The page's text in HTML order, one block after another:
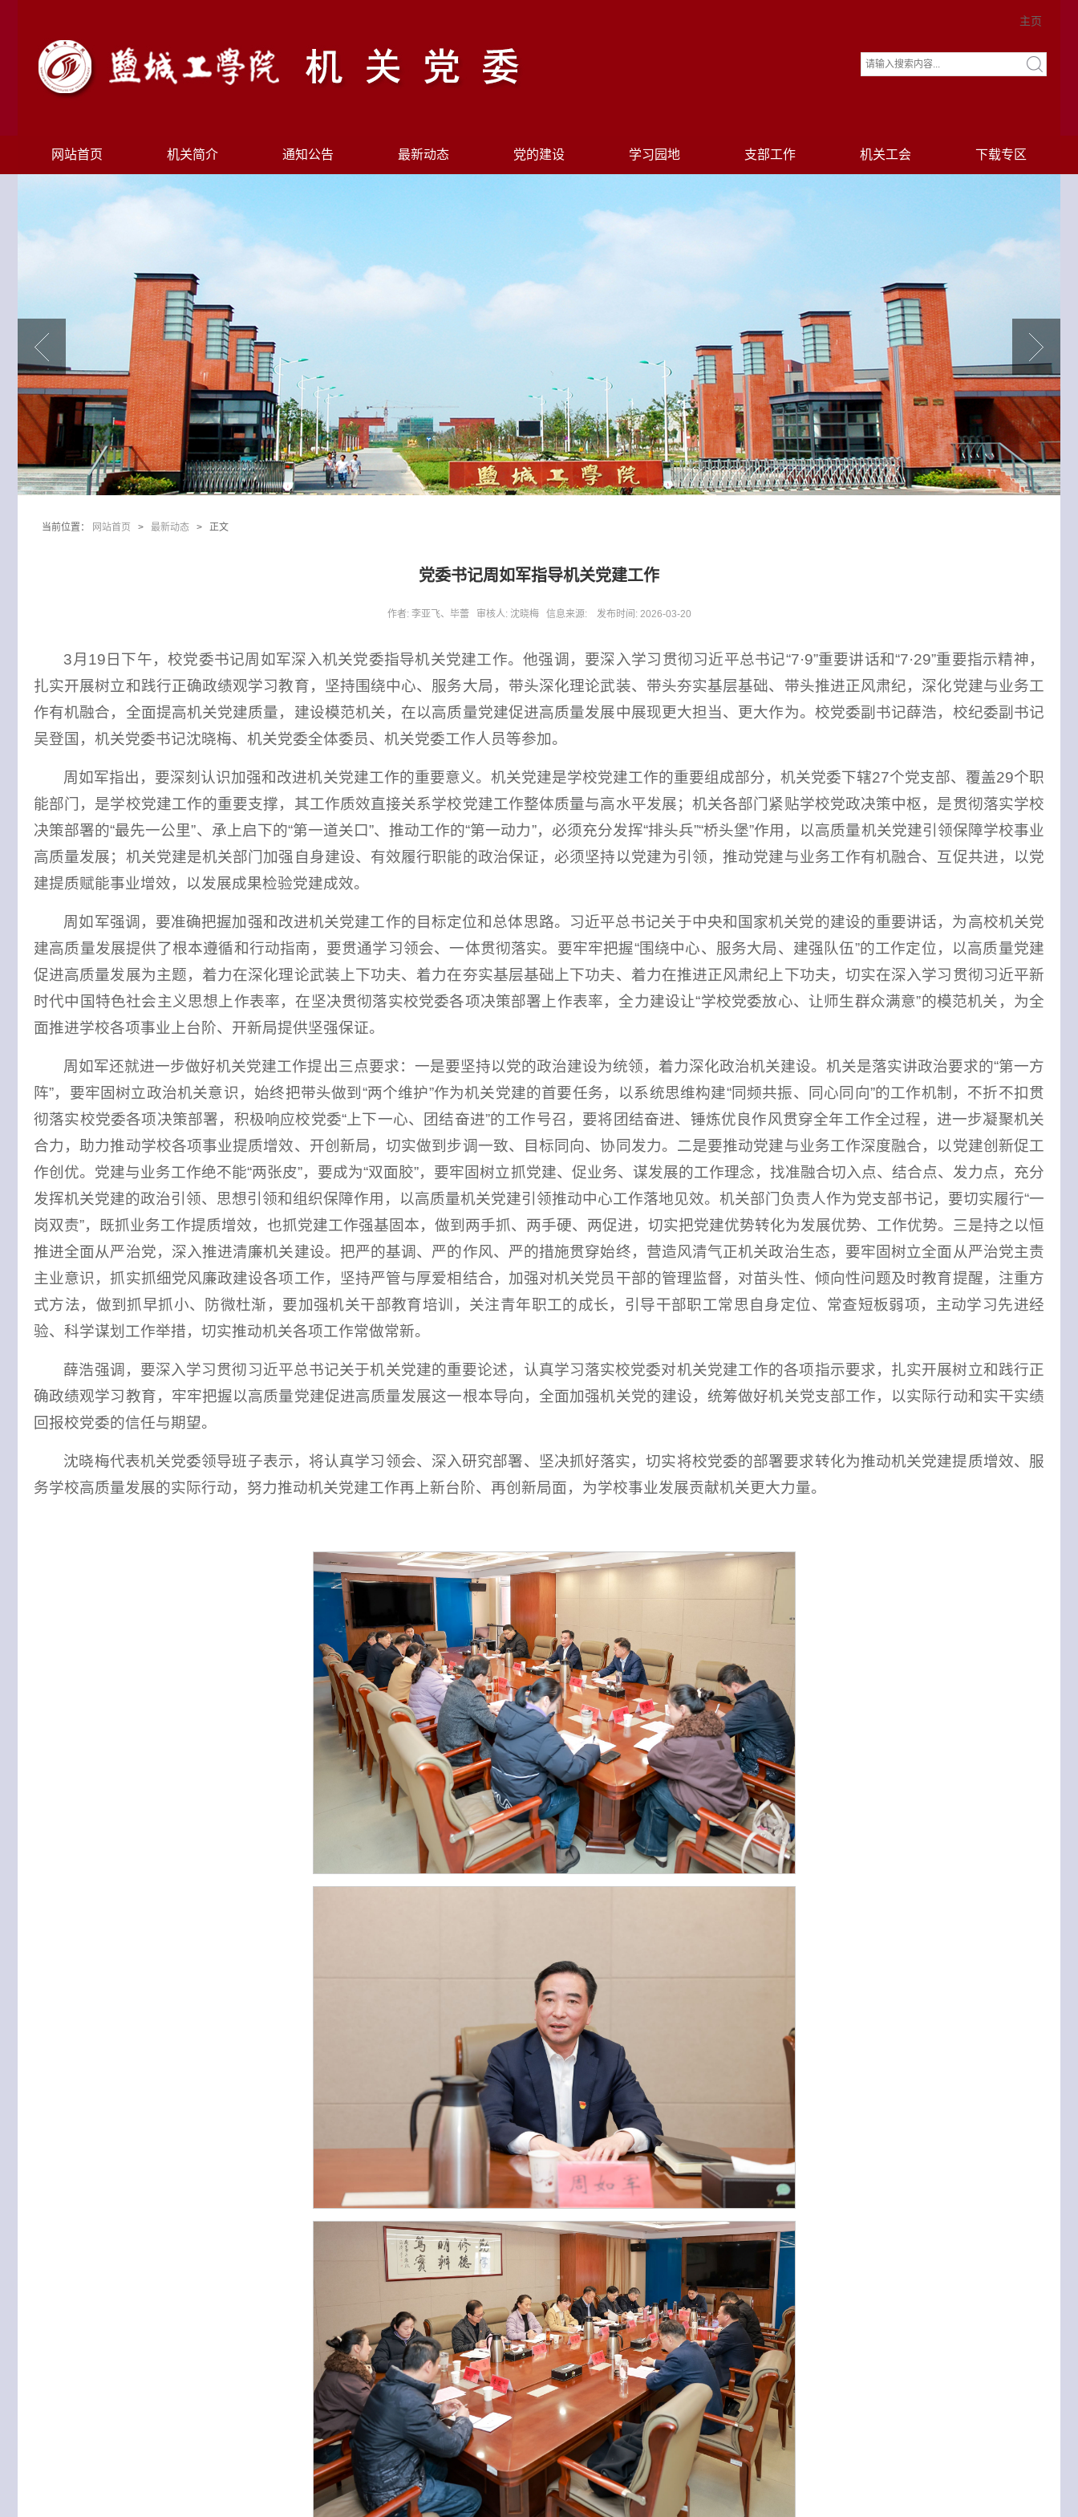
主页
网站首页 机关简介 通知公告 最新动态 党的建设 学习园地 支部工作 机关工会 下载专区
当前位置： 网站首页 > 最新动态 > 正文
党委书记周如军指导机关党建工作
作者: 李亚飞、毕蕾 审核人: 沈晓梅 信息来源: 发布时间: 2026-03-20
3月19日下午，校党委书记周如军深入机关党委指导机关党建工作。他强调，要深入学习贯彻习近平总书记“7·9”重要讲话和“7·29”重要指示精神，
扎实开展树立和践行正确政绩观学习教育，坚持围绕中心、服务大局，带头深化理论武装、带头夯实基层基础、带头推进正风肃纪，深化党建与业务工
作有机融合，全面提高机关党建质量，建设模范机关，在以高质量党建促进高质量发展中展现更大担当、更大作为。 校党委副书记薛浩，校纪委副书记
吴登国，机关党委书记沈晓梅、机关党委全体委员、机关党委工作人员等参加。
周如军指出，要深刻认识加强和改进机关党建工作的重要意义。 机关党建是学校党建工作的重要组成部分，机关党委下辖27个党支部、覆盖29个职
能部门，是学校党建工作的重要支撑，其工作质效直接关系学校党建工作整体质量与高水平发展；机关各部门紧贴学校党政决策中枢，是贯彻落实学校
决策部署的“最先一公里”、承上启下的“第一道关口”、推动工作的“第一动力”，必须充分发挥“排头兵”“桥头堡”作用，以高质量机关党建引领保障学校事业
高质量发展；机关党建是机关部门加强自身建设、有效履行职能的政治保证，必须坚持以党建为引领，推动党建与业务工作有机融合、互促共进，以党
建提质赋能事业增效，以发展成果检验党建成效。
周如军强调，要准确把握加强和改进机关党建工作的目标定位和总体思路。习近平总书记关于中央和国家机关党的建设的重要讲话，为高校机关党
建高质量发展提供了根本遵循和行动指南，要贯通学习领会、一体贯彻落实。要牢牢把握“围绕中心、服务大局、建强队伍”的工作定位，以高质量党建
促进高质量发展为主题，着力在深化理论武装上下功夫、着力在夯实基层基础上下功夫、着力在推进正风肃纪上下功夫，切实在深入学习贯彻习近平新
时代中国特色社会主义思想上作表率，在坚决贯彻落实校党委各项决策部署上作表率，全力建设让“学校党委放心、让师生群众满意”的模范机关，为全
面推进学校各项事业上台阶、开新局提供坚强保证。
周如军还就进一步做好机关党建工作提出三点要求：一是要坚持以党的政治建设为统领，着力深化政治机关建设。机关是落实讲政治要求的“第一方
阵”，要牢固树立政治机关意识，始终把带头做到“两个维护”作为机关党建的首要任务，以系统思维构建“同频共振、同心同向”的工作机制，不折不扣贯
彻落实校党委各项决策部署，积极响应校党委“上下一心、团结奋进”的工作号召，要将团结奋进、锤炼优良作风贯穿全年工作全过程，进一步凝聚机关
合力，助力推动学校各项事业提质增效、开创新局，切实做到步调一致、目标同向、协同发力。二是要推动党建与业务工作深度融合，以党建创新促工
作创优。党建与业务工作绝不能“两张皮”，要成为“双面胶”，要牢固树立抓党建、促业务、谋发展的工作理念，找准融合切入点、结合点、发力点，充分
发挥机关党建的政治引领、思想引领和组织保障作用，以高质量机关党建引领推动中心工作落地见效。机关部门负责人作为党支部书记，要切实履行“一
岗双责”，既抓业务工作提质增效，也抓党建工作强基固本，做到两手抓、两手硬、两促进，切实把党建优势转化为发展优势、工作优势。三是持之以恒
推进全面从严治党，深入推进清廉机关建设。把严的基调、严的作风、严的措施贯穿始终，营造风清气正机关政治生态，要牢固树立全面从严治党主责
主业意识，抓实抓细党风廉政建设各项工作，坚持严管与厚爱相结合，加强对机关党员干部的管理监督，对苗头性、倾向性问题及时教育提醒，注重方
式方法，做到抓早抓小、防微杜渐，要加强机关干部教育培训，关注青年职工的成长，引导干部职工常思自身定位、常查短板弱项，主动学习先进经
验、科学谋划工作举措，切实推动机关各项工作常做常新。
薛浩强调，要深入学习贯彻习近平总书记关于机关党建的重要论述，认真学习落实校党委对机关党建工作的各项指示要求，扎实开展树立和践行正
确政绩观学习教育，牢牢把握以高质量党建促进高质量发展这一根本导向，全面加强机关党的建设，统筹做好机关党支部工作， 以实际行动和实干实绩
回报校党委的信任与期望。
沈晓梅代表机关党委领导班子表示，将认真学习领会、深入研究部署、坚决抓好落实，切实将校党委的部署要求转化为推动机关党建提质增效、服
务学校高质量发展的实际行动，努力推动机关党建工作再上新台阶、再创新局面，为学校事业发展贡献机关更大力量。